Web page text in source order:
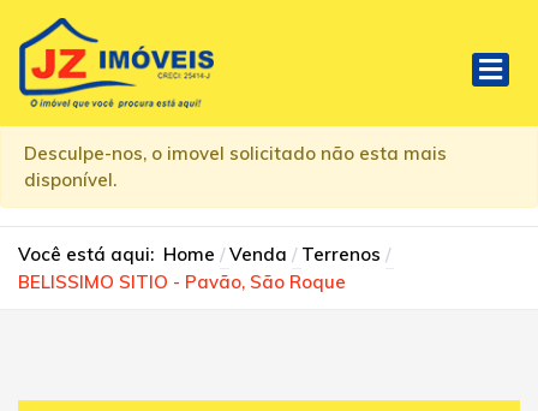
Desculpe-nos, o imovel solicitado não esta mais
disponível.
Você está aqui: Home Venda
Terrenos
BELISSIMO SITIO - Pavão, São Roque